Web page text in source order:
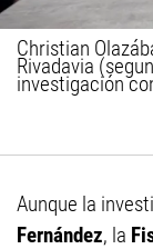
Christian
Rivadavia
investigación
Aunque la
Fernández, la